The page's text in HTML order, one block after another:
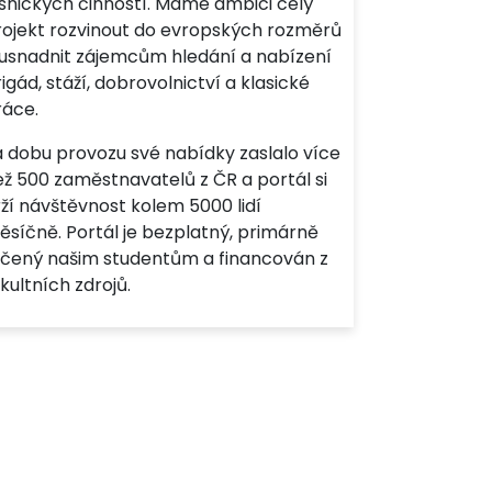
rozvinout do evropských rozměrů
zájemcům hledání a nabízení
stáží, dobrovolnictví a klasické
dobu provozu své nabídky zaslalo více
500 zaměstnavatelů z ČR a portál si
návštěvnost kolem 5000 lidí
Portál je bezplatný, primárně
našim studentům a financován z
zdrojů.